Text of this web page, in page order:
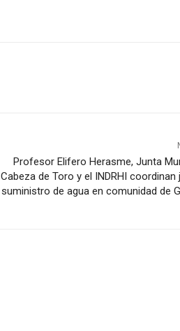
Profesor Elifero Herasme, Junta
Cabeza de Toro y el INDRHI coordinan
suministro de agua en comunidad de